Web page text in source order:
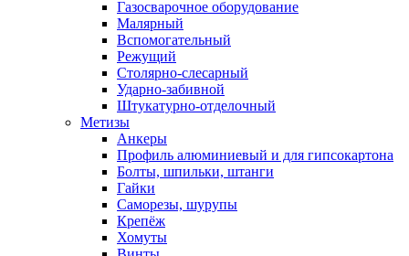
Газосварочное оборудование
Малярный
Вспомогательный
Режущий
Столярно-слесарный
Ударно-забивной
Штукатурно-отделочный
Метизы
Анкеры
Профиль алюминиевый и для гипсокартона
Болты, шпильки, штанги
Гайки
Саморезы, шурупы
Крепёж
Хомуты